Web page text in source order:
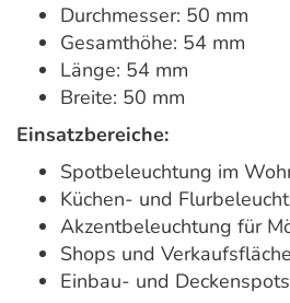
Durchmesser: 50 mm
Gesamthöhe: 54 mm
Länge: 54 mm
Breite: 50 mm
Einsatzbereiche:
Spotbeleuchtung im
Küchen- und
Akzentbeleuchtung für
Shops und
Einbau- und Deckenspots